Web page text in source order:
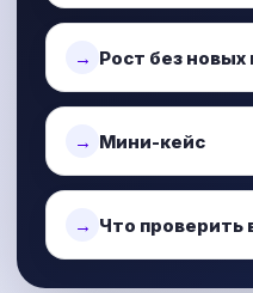
Рост без
Мини-кейс
Что проверить